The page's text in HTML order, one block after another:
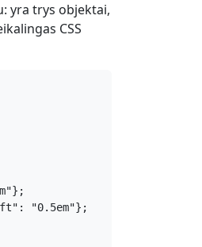
yra trys objektai,
CSS